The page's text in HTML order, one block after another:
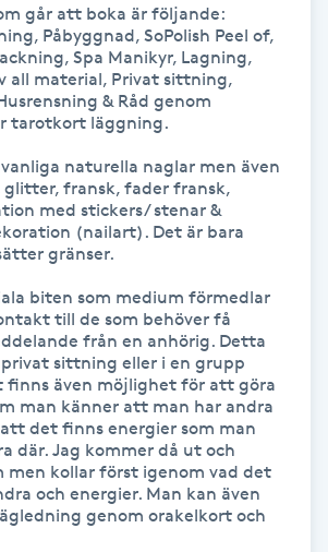
går att boka är följande:
Påbyggnad, SoPolish Peel of,
Spa Manikyr, Lagning,
all material, Privat sittning,
& Råd genom
tarotkort läggning.
naturella naglar men även
fransk, fader fransk,
med stickers/ stenar &
(nailart). Det är bara
gränser.
biten som medium förmedlar
till de som behöver få
från en anhörig. Detta
privat sittning eller i en grupp
finns även möjlighet för att göra
man känner att man har andra
det finns energier som man
där. Jag kommer då ut och
men kollar först igenom vad det
och energier. Man kan även
genom orakelkort och